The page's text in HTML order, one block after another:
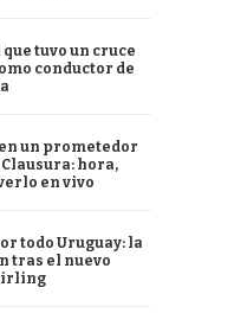
tuvo un cruce
conductor de
un prometedor
hora,
en vivo
todo Uruguay: la
tras el nuevo